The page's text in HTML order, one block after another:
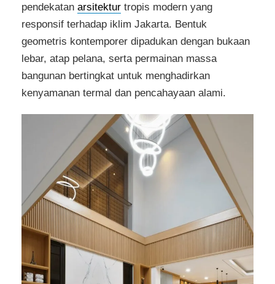
pendekatan arsitektur tropis modern yang
responsif terhadap iklim Jakarta. Bentuk
geometris kontemporer dipadukan dengan bukaan
lebar, atap pelana, serta permainan massa
bangunan bertingkat untuk menghadirkan
kenyamanan termal dan pencahayaan alami.